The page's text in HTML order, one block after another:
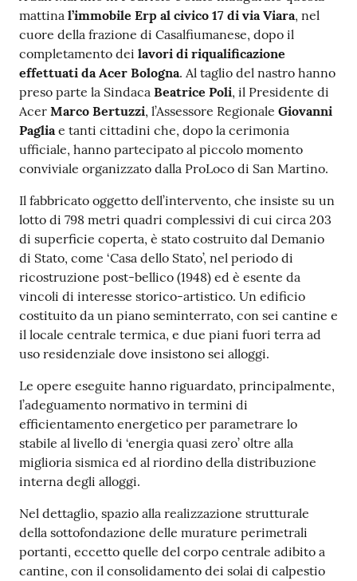
mattina l’immobile Erp al civico 17 di via Viara, nel
cuore della frazione di Casalfiumanese, dopo il
completamento dei lavori di riqualificazione
effettuati da Acer Bologna. Al taglio del nastro hanno
preso parte la Sindaca Beatrice Poli, il Presidente di
Acer Marco Bertuzzi, l’Assessore Regionale Giovanni
Pagliae tanti cittadini che, dopo la cerimonia
ufficiale, hanno partecipato al piccolo momento
conviviale organizzato dalla ProLoco di San Martino.
Il fabbricato oggetto dell’intervento, che insiste su un
lotto di 798 metri quadri complessivi di cui circa 203
di superficie coperta, è stato costruito dal Demanio
di Stato, come ‘Casa dello Stato’, nel periodo di
ricostruzione post-bellico (1948) ed è esente da
vincoli di interesse storico-artistico. Un edificio
costituito da un piano seminterrato, con sei cantine e
il locale centrale termica, e due piani fuori terra ad
uso residenziale dove insistono sei alloggi.
Le opere eseguite hanno riguardato, principalmente,
l’adeguamento normativo in termini di
efficientamento energetico per parametrare lo
stabile al livello di ‘energia quasi zero’ oltre alla
miglioria sismica ed al riordino della distribuzione
interna degli alloggi.
Nel dettaglio, spazio alla realizzazione strutturale
della sottofondazione delle murature perimetrali
portanti, eccetto quelle del corpo centrale adibito a
cantine, con il consolidamento dei solai di calpestio